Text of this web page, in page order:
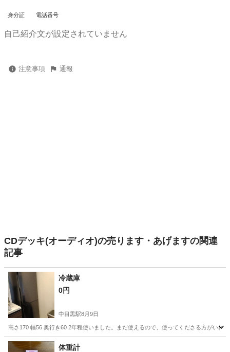
身分証 電話番号
自己紹介文が設定されていません
注意事項 通報
CDデッキ(オーディオ)の売ります・あげますの関連
記事
冷蔵庫
0円
中目黒駅8月9日
高さ170 幅56 奥行き60 2年程使いました。まだ使えるので、使ってくださる方がいれ
東京 目黒区 中目黒駅
体重計